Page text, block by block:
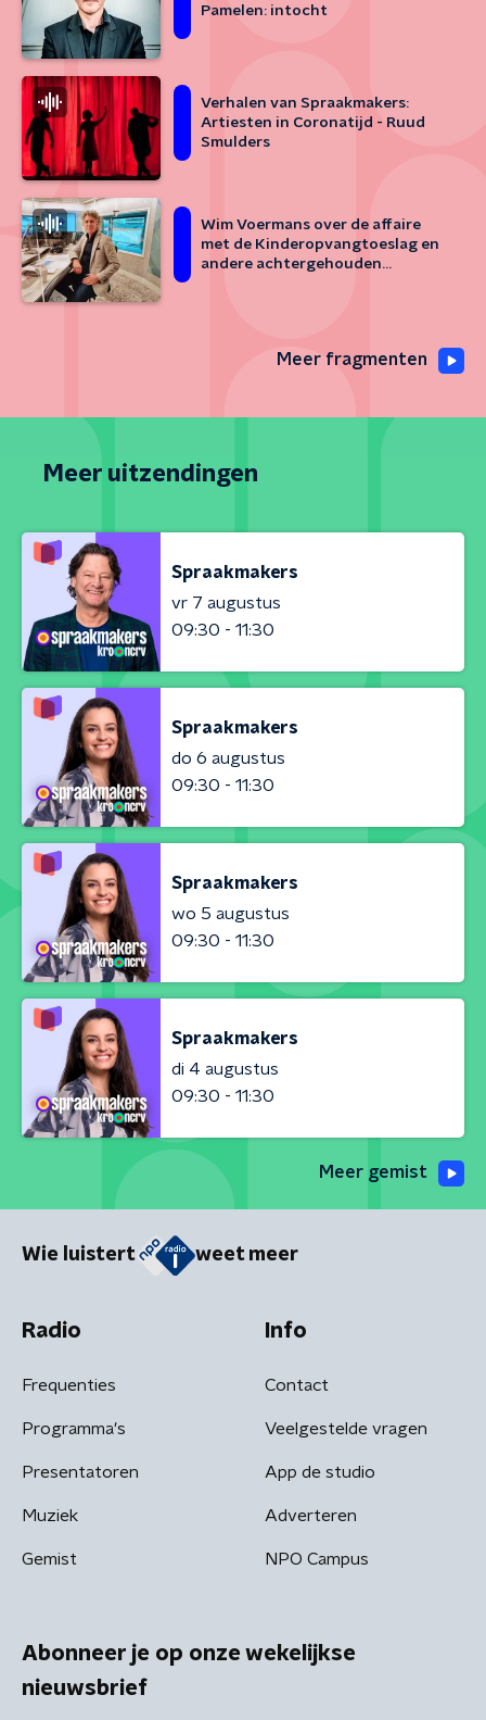
Pamelen: intocht
Verhalen van Spraakmakers:
Artiesten in Coronatijd - Ruud
Smulders
Wim Voermans over de affaire
met de Kinderopvangtoeslag en
andere achtergehouden
Meer fragmenten
Meer uitzendingen
Spraakmakers
vr 7 augustus
09:30 - 11:30
Spraakmakers
do 6 augustus
09:30 - 11:30
Spraakmakers
wo 5 augustus
09:30 - 11:30
Spraakmakers
di 4 augustus
09:30 - 11:30
Meer gemist
Wie luistert weet meer
Radio
Frequenties
Programma's
Presentatoren
Muziek
Gemist
Info
Contact
Veelgestelde vragen
App de studio
Adverteren
NPO Campus
Abonneer je op onze wekelijkse
nieuwsbrief